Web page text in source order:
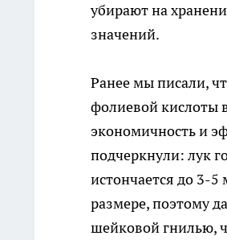
убирают на
значений.
Ранее мы писали,
фолиевой кислоты
экономичность и
подчеркнули: лук
истончается до 3-
размере, поэтому
шейковой гнилью,